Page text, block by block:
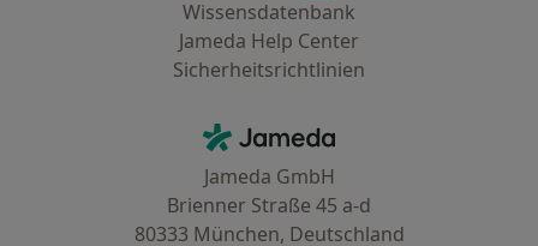
Wissensdatenbank
Jameda Help Center
Sicherheitsrichtlinien
Jameda - Startseite
Jameda GmbH
Brienner Straße 45 a-d
80333 München, Deutschland